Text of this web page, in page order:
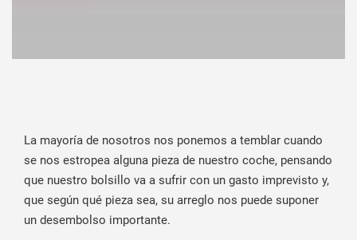
La mayoría de nosotros nos ponemos a temblar cuando
se nos estropea alguna pieza de nuestro coche, pensando
que nuestro bolsillo va a sufrir con un gasto imprevisto y,
que según qué pieza sea, su arreglo nos puede suponer
un desembolso importante.